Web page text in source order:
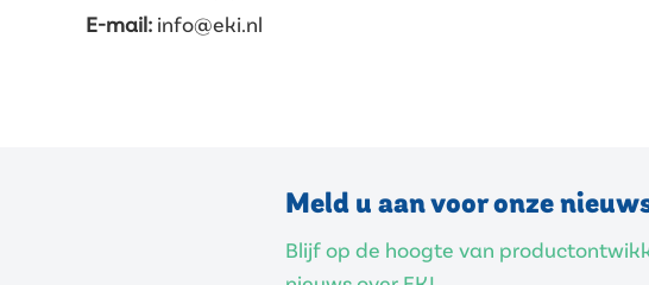
E-mail: info@eki.nl
Meld u aan voor onze
Blijf op de hoogte van